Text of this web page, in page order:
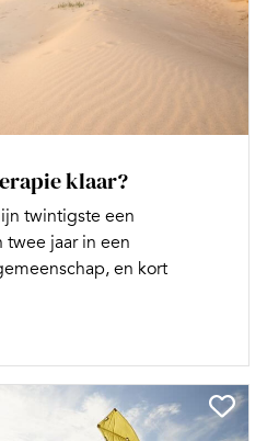
klaar?
twintigste een
jaar in een
en kort